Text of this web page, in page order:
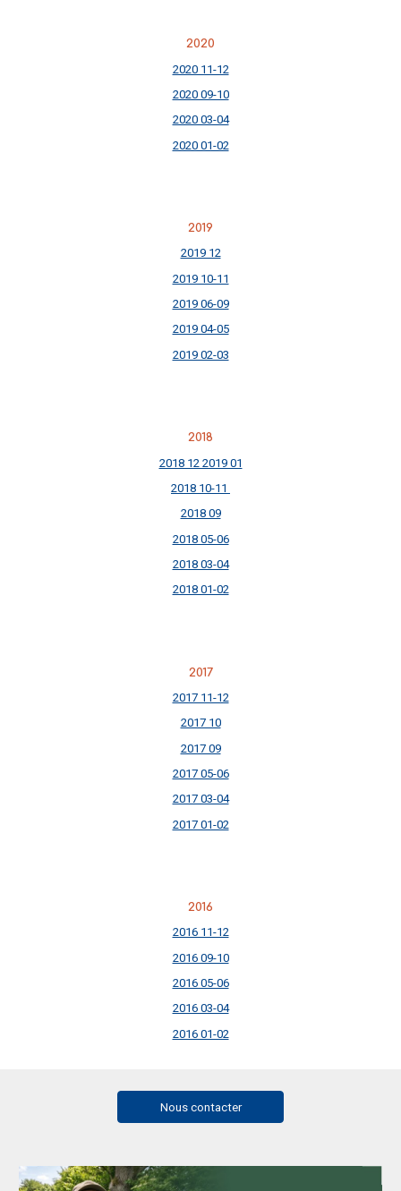
2020
2020 11-12
2020 09-10
2020 03-04
2020 01-02
2019
2019 12
2019 10-11
2019 06-09
2019 04-05
2019 02-03
2018
2018 12 2019 01
2018 10-11
2018 09
2018 05-06
2018 03-04
2018 01-02
2017
2017 11-12
2017 10
2017 09
2017 05-06
2017 03-04
2017 01-02
2016
2016 11-12
2016 09-10
2016 05-06
2016 03-04
2016 01-02
Nous contacter